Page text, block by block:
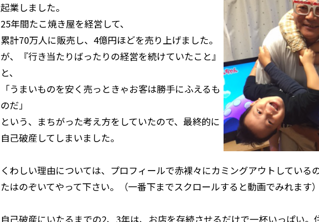
起業しました。
25年間たこ焼き屋を経営して、
累計70万人に販売し、4億円ほどを売り上げました。
が、『行き当たりばったりの経営を続けていたこと』
と、
「うまいものを安く売っときゃお客は勝手にふえるも
のだ」
という、まちがった考え方をしていたので、最終的に
自己破産してしまいました。
くわしい理由については、プロフィールで赤裸々にカミングアウトしている
たはのぞいてやって下さい。（一番下までスクロールすると動画でみれます
自己破産にいたるまでの2、3年は、お店を存続させるだけで一杯いっぱい。